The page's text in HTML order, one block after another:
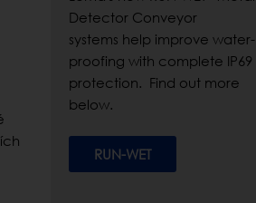
Detector Conveyor
systems help improve water-
proofing with complete IP69
protection. Find out more
below.
RUN-WET